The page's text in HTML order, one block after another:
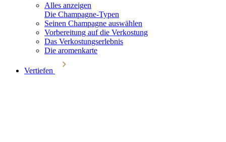
Alles anzeigen
Die Champagne-Typen
Seinen Champagne auswählen
Vorbereitung auf die Verkostung
Das Verkostungserlebnis
Die aromenkarte
Vertiefen